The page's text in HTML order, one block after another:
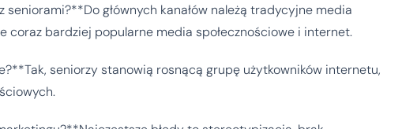
seniorami?**Do głównych kanałów należą tradycyjne media
coraz bardziej popularne media społecznościowe i internet.
seniorzy stanowią rosnącą grupę użytkowników internetu,